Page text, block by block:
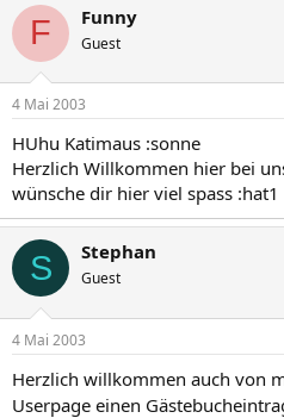
F Funny
Guest
4 Mai 2003
HUhu Katimaus :sonne
Herzlich Willkommen hier bei
wünsche dir hier viel spass :hat1
S Stephan
Guest
4 Mai 2003
Herzlich willkommen auch von
Userpage einen